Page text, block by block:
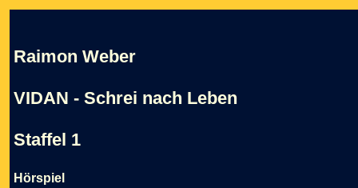
Raimon Weber
VIDAN - Schrei nach Leben
Staffel 1
Hörspiel